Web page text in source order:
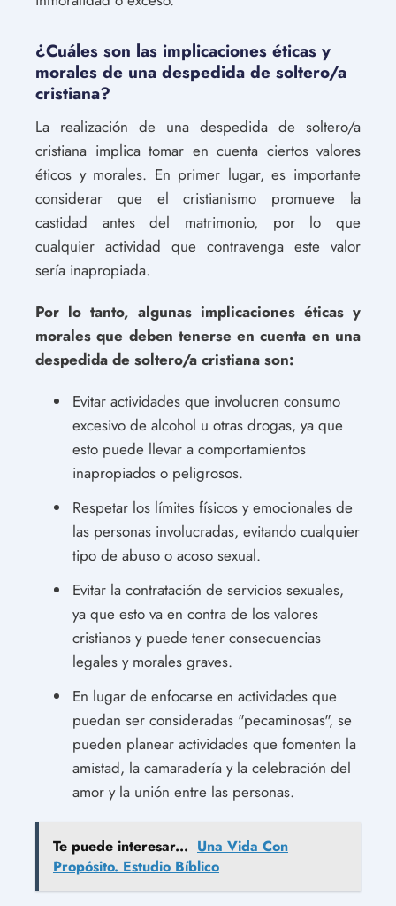
¿Cuáles son las implicaciones éticas y
morales de una despedida de soltero/a
cristiana?
La realización de una despedida de soltero/a
cristiana implica tomar en cuenta ciertos valores
éticos y morales. En primer lugar, es importante
considerar que el cristianismo promueve la
castidad antes del matrimonio, por lo que
cualquier actividad que contravenga este valor
sería inapropiada.
Por lo tanto, algunas implicaciones éticas y
morales que deben tenerse en cuenta en una
despedida de soltero/a cristiana son:
Evitar actividades que involucren consumo
excesivo de alcohol u otras drogas, ya que
esto puede llevar a comportamientos
inapropiados o peligrosos.
Respetar los límites físicos y emocionales de
las personas involucradas, evitando cualquier
tipo de abuso o acoso sexual.
Evitar la contratación de servicios sexuales,
ya que esto va en contra de los valores
cristianos y puede tener consecuencias
legales y morales graves.
En lugar de enfocarse en actividades que
puedan ser consideradas "pecaminosas", se
pueden planear actividades que fomenten la
amistad, la camaradería y la celebración del
amor y la unión entre las personas.
Te puede interesar... Una Vida Con
Propósito. Estudio Bíblico